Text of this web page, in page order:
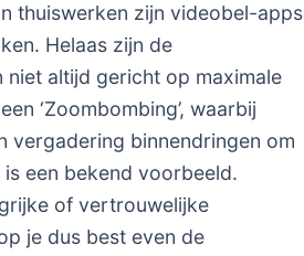
thuiswerken zijn videobel-apps
Helaas zijn de
niet altijd gericht op maximale
‘Zoombombing’, waarbij
vergadering binnendringen om
een bekend voorbeeld.
of vertrouwelijke
je dus best even de